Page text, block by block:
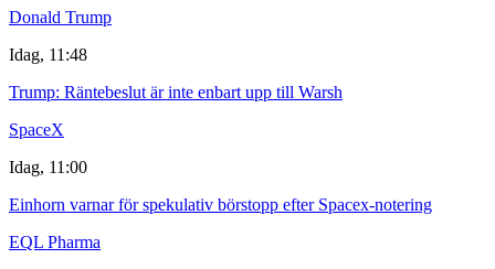
Donald Trump
Idag, 11:48
Trump: Räntebeslut är inte enbart upp till Warsh
SpaceX
Idag, 11:00
Einhorn varnar för spekulativ börstopp efter Spacex-notering
EQL Pharma